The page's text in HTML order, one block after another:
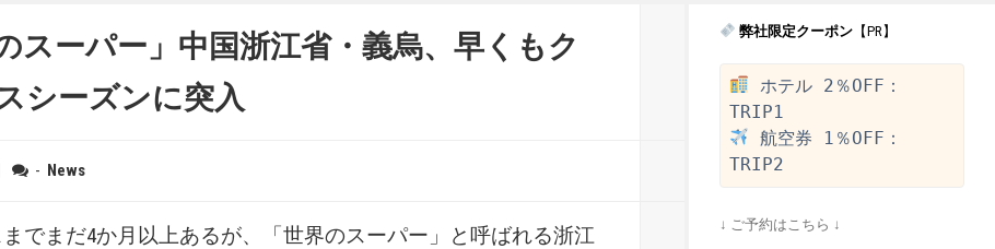
スーパー」中国浙江省・義烏、早くもク
シーズンに突入
- News
でまだ4か月以上あるが、「世界のスーパー」と呼ばれる浙江
弊社限定クーポン【PR】
ホテル 2％OFF：
航空券 1％OFF：
↓ ご予約はこちら ↓